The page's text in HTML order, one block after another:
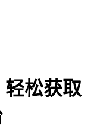
松获取